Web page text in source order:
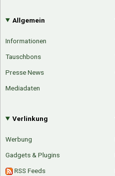
Allgemein
Informationen
Tauschbons
Presse News
Mediadaten
Verlinkung
Werbung
Gadgets & Plugins
RSS Feeds